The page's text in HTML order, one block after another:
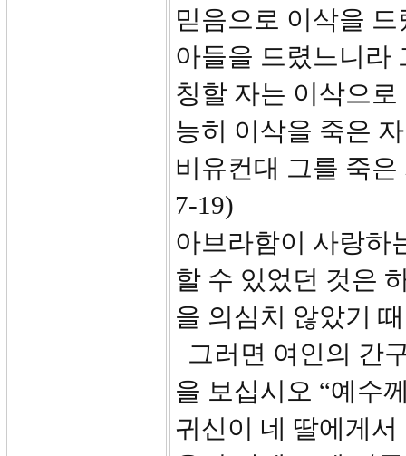
믿음으로 이삭을
아들을 드렸느니라
칭할 자는 이삭으
능히 이삭을 죽은
비유컨대 그를 죽
7-19)
아브라함이 사랑하
할 수 있었던 것은
을 의심치 않았기
그러면 여인의 간
을 보십시오 “예수
귀신이 네 딸에게